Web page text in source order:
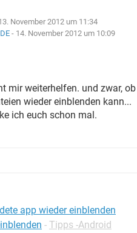
November 2012 um 11:34
- 14. November 2012 um 10:09
mir weiterhelfen. und zwar,
wieder einblenden kann...
ich euch schon mal.
app wieder einblenden
- Tipps -Android